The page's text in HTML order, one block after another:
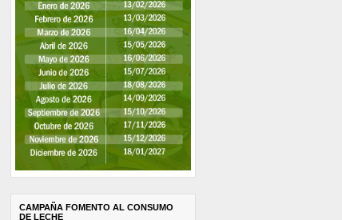
CAMPAÑA FOMENTO AL CONSUMO
DE LECHE